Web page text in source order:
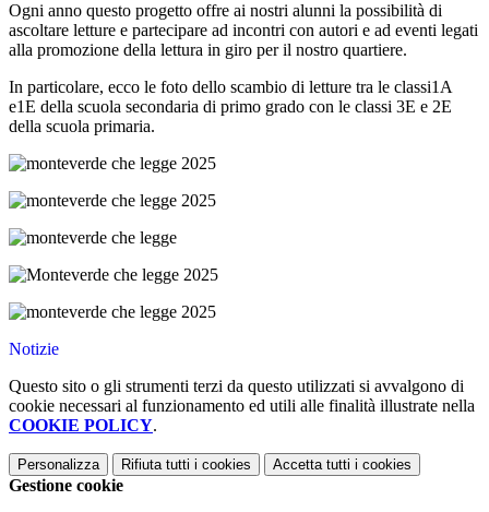
Ogni anno questo progetto offre ai nostri alunni la possibilità di
ascoltare letture e partecipare ad incontri con autori e ad eventi legati
alla promozione della lettura in giro per il nostro quartiere.
In particolare, ecco le foto dello scambio di letture tra le classi1A
e1E della scuola secondaria di primo grado con le classi 3E e 2E
della scuola primaria.
Notizie
Questo sito o gli strumenti terzi da questo utilizzati si avvalgono di
cookie necessari al funzionamento ed utili alle finalità illustrate nella
COOKIE POLICY.
Personalizza Rifiuta tutti i cookies Accetta tutti i cookies
Gestione cookie